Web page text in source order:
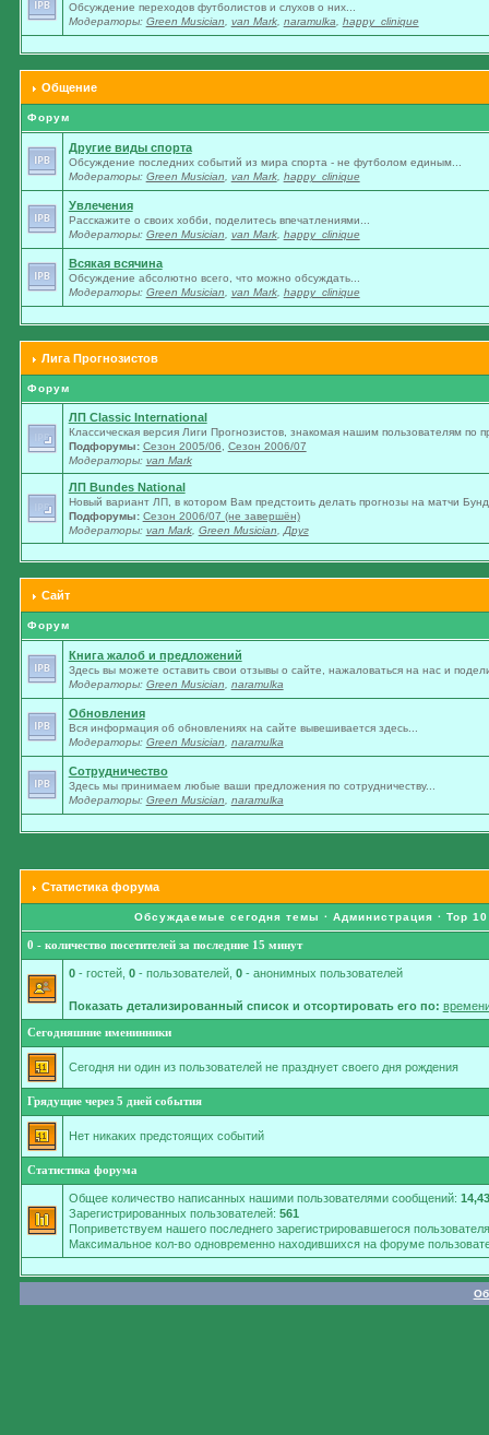
Обсуждение переходов футболистов и слухов о них...
Модераторы: Green Musician van Mark, naramulka happy_clinique
Общение
Форум
Другие виды спорта
Обсуждение последних событий из мира спорта - не футболом единым...
Модераторы: Green Musician van Mark, happy_clinique
Увлечения
Расскажите о своих хобби, поделитесь впечатлениями...
Модераторы: Green Musician van Mark, happy_clinique
Всякая всячина
Обсуждение абсолютно всего, что можно обсуждать...
Модераторы: Green Musician van Mark, happy_clinique
Лига Прогнозистов
Форум
ЛП Classic International
Классическая версия Лиги Прогнозистов, знакомая нашим пользователям по
Подфорумы: Сезон 2005/06
Сезон 2006/07
Модераторы: van Mark
ЛП Bundes National
Новый вариант ЛП, в котором Вам предстоить делать прогнозы на матчи
Подфорумы: Сезон 2006/07 (не завершён)
Модераторы: van Mark, Green Musician Друг
Сайт
Форум
Книга жалоб и предложений
Здесь вы можете оставить свои отзывы о сайте, нажаловаться на нас и
Модераторы: Green Musician naramulka
Обновления
Вся информация об обновлениях на сайте вывешивается здесь...
Модераторы: Green Musician naramulka
Сотрудничество
Здесь мы принимаем любые ваши предложения по сотрудничеству...
Модераторы: Green Musician naramulka
Статистика форума
Обсуждаемые сегодня темы · Администрация · Top
0 - количество посетителей за последние 15 минут
0- гостей, 0- пользователей, 0- анонимных пользователей
Показать детализированный список и отсортировать его по:
Сегодняшние именинники
Сегодня ни один из пользователей не празднует своего дня рождения
Грядущие через 5 дней события
Нет никаких предстоящих событий
Статистика форума
Общее количество написанных нашими пользователями сообщений:
Зарегистрированных пользователей: 561
Поприветствуем нашего последнего зарегистрировавшегося
Максимальное кол-во одновременно находившихся на форуме